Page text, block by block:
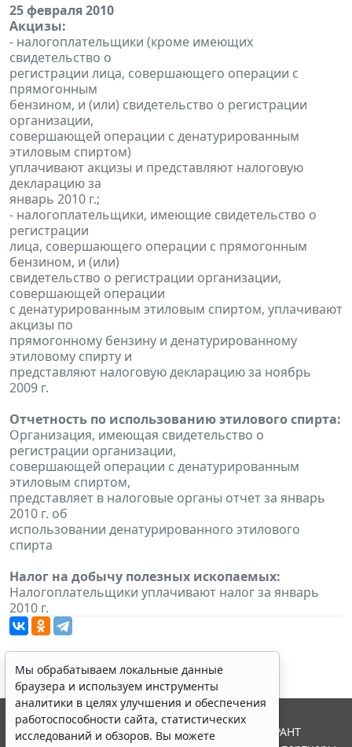
25 февраля 2010
Акцизы:
- налогоплательщики (кроме имеющих
свидетельство о
регистрации лица, совершающего операции с
прямогонным
бензином, и (или) свидетельство о регистрации
организации,
совершающей операции с денатурированным
этиловым спиртом)
уплачивают акцизы и представляют налоговую
декларацию за
январь 2010 г.;
- налогоплательщики, имеющие свидетельство о
регистрации
лица, совершающего операции с прямогонным
бензином, и (или)
свидетельство о регистрации организации,
совершающей операции
с денатурированным этиловым спиртом, уплачивают
акцизы по
прямогонному бензину и денатурированному
этиловому спирту и
представляют налоговую декларацию за ноябрь
2009 г.
Отчетность по использованию этилового спирта:
Организация, имеющая свидетельство о
регистрации организации,
совершающей операции с денатурированным
этиловым спиртом,
представляет в налоговые органы отчет за январь
2010 г. об
использовании денатурированного этилового
спирта
Налог на добычу полезных ископаемых:
Налогоплательщики уплачивают налог за январь
2010 г.
Мы обрабатываем локальные данные
браузера и используем инструменты
аналитики в целях улучшения и обеспечения
работоспособности сайта, статистических
исследований и обзоров. Вы можете
© ООО "НПП "ГАРАНТ-СЕРВИС", 2026. Система ГАРАНТ